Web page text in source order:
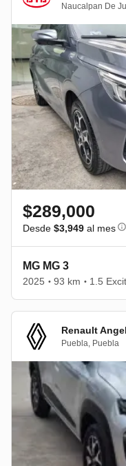
Naucalpan De
$289,000
Desde $3,949 al mes
MG MG 3
2025 • 93 km • 1.5
Renault
Puebla Puebla